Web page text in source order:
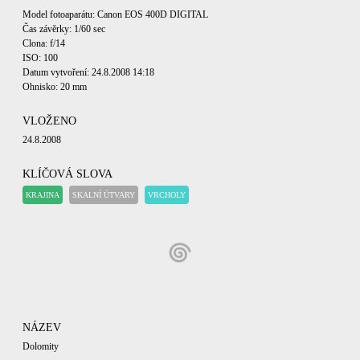
Model fotoaparátu: Canon EOS 400D DIGITAL
Čas závěrky: 1/60 sec
Clona: f/14
ISO: 100
Datum vytvoření: 24.8.2008 14:18
Ohnisko: 20 mm
VLOŽENO
24.8.2008
KLÍČOVÁ SLOVA
KRAJINA SKALNÍ ÚTVARY VRCHOLY
NÁZEV
Dolomity